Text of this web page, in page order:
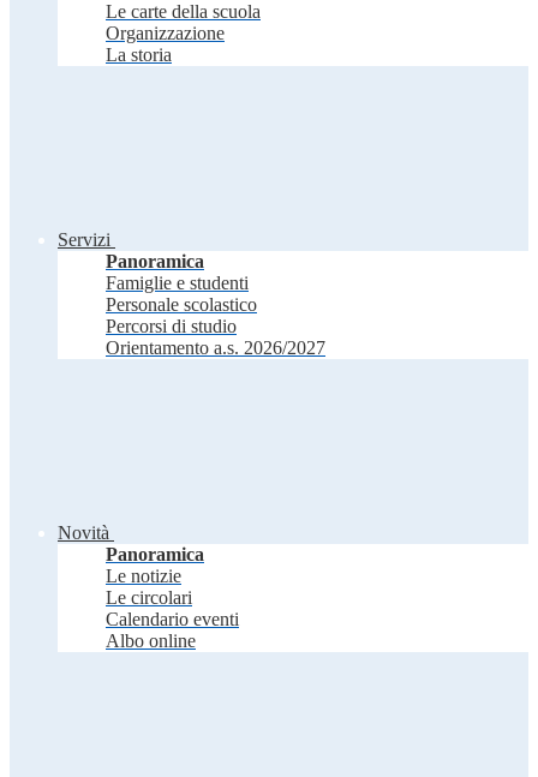
Le carte della scuola
Organizzazione
La storia
Servizi
Panoramica
Famiglie e studenti
Personale scolastico
Percorsi di studio
Orientamento a.s. 2026/2027
Novità
Panoramica
Le notizie
Le circolari
Calendario eventi
Albo online